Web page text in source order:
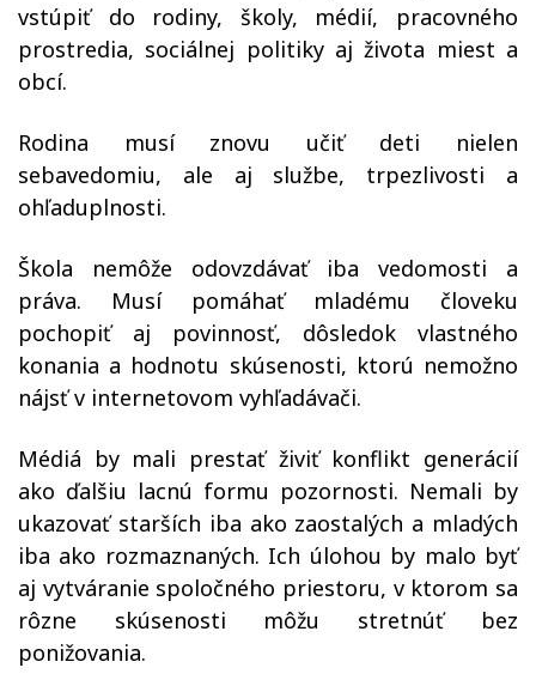
vstúpiť do rodiny, školy, médií, pracovného
prostredia, sociálnej politiky aj života miest a
obcí.
Rodina musí znovu učiť deti nielen
sebavedomiu, ale aj službe, trpezlivosti a
ohľaduplnosti.
Škola nemôže odovzdávať iba vedomosti a
práva. Musí pomáhať mladému človeku
pochopiť aj povinnosť, dôsledok vlastného
konania a hodnotu skúsenosti, ktorú nemožno
nájsť v internetovom vyhľadávači.
Médiá by mali prestať živiť konflikt generácií
ako ďalšiu lacnú formu pozornosti. Nemali by
ukazovať starších iba ako zaostalých a mladých
iba ako rozmaznaných. Ich úlohou by malo byť
aj vytváranie spoločného priestoru, v ktorom sa
rôzne skúsenosti môžu stretnúť bez
ponižovania.